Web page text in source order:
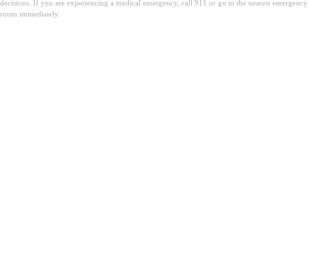
decisions. If you are experiencing a medical emergency, call 911 or go to the nearest emergency
room immediately.